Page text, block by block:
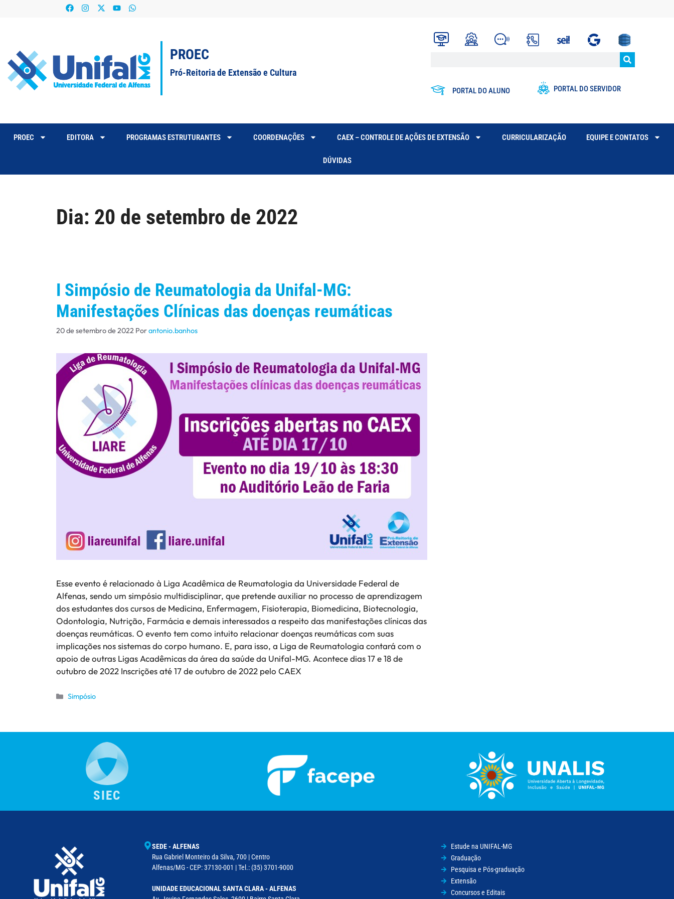
PROEC
Pró-Reitoria de Extensão e Cultura
PORTAL DO ALUNO PORTAL DO SERVIDOR
PROEC EDITORA PROGRAMAS ESTRUTURANTES COORDENAÇÕES CAEX – CONTROLE DE AÇÕES DE EXTENSÃO CURRICULARIZAÇÃO EQUIPE E CONTATOS
DÚVIDAS
Dia: 20 de setembro de 2022
I Simpósio de Reumatologia da Unifal-MG:
Manifestações Clínicas das doenças reumáticas
20 de setembro de 2022 Porantonio.banhos
Esse evento é relacionado à Liga Acadêmica de Reumatologia da Universidade Federal de
Alfenas, sendo um simpósio multidisciplinar, que pretende auxiliar no processo de aprendizagem
dos estudantes dos cursos de Medicina, Enfermagem, Fisioterapia, Biomedicina, Biotecnologia,
Odontologia, Nutrição, Farmácia e demais interessados a respeito das manifestações clínicas das
doenças reumáticas. O evento tem como intuito relacionar doenças reumáticas com suas
implicações nos sistemas do corpo humano. E, para isso, a Liga de Reumatologia contará com o
apoio de outras Ligas Acadêmicas da área da saúde da Unifal-MG. Acontece dias 17 e 18 de
outubro de 2022 Inscrições até 17 de outubro de 2022 pelo CAEX
Simpósio
SIEC
SEDE - ALFENAS
Rua Gabriel Monteiro da Silva, 700 | Centro
Alfenas/MG - CEP: 37130-001 | Tel.: (35) 3701-9000
UNIDADE EDUCACIONAL SANTA CLARA - ALFENAS
Estude na UNIFAL-MG
Graduação
Pesquisa e Pós-graduação
Extensão
Concursos e Editais